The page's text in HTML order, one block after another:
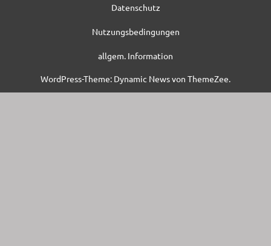
Datenschutz
Nutzungsbedingungen
allgem. Information
WordPress-Theme: Dynamic News von ThemeZee.